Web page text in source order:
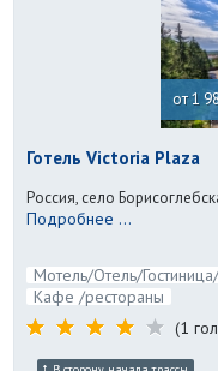
от 1
Готель Victoria Plaza
Россия, село
Подробнее ...
Мотель/Отель/
Кафе /рестораны
(1